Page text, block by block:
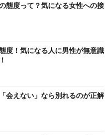
態度って？気になる女性への接
度！気になる人に男性が無意識
会えない」なら別れるのが正解